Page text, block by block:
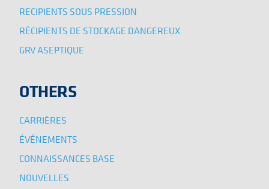
RECIPIENTS SOUS PRESSION
RÉCIPIENTS DE STOCKAGE DANGEREUX
GRV ASEPTIQUE
OTHERS
CARRIÈRES
ÉVÉNEMENTS
CONNAISSANCES BASE
NOUVELLES